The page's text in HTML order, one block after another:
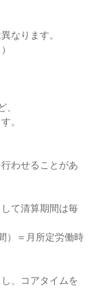
なります。
。
わせることがあ
て清算期間は毎
）＝月所定労働時
、コアタイムを